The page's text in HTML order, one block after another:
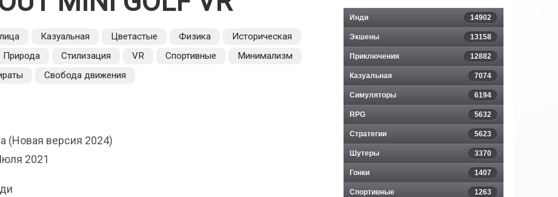
Казуальная Цветастые Физика
Историческая
Природа Стилизация VR Спортивные
Минимализм
Свобода движения
(Новая версия 2024)
2021
Инди 14902
Экшены 13158
Приключения 12882
Казуальная 7074
Симуляторы 6194
RPG 5632
Стратегии 5623
Шутеры 3370
Гонки 1407
Спортивные 1263